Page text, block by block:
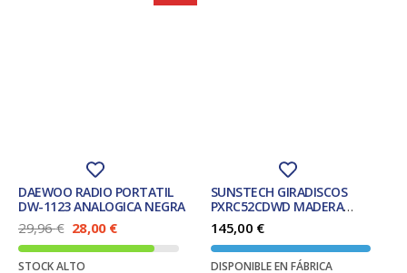
DAEWOO RADIO PORTATIL
DW-1123 ANALOGICA NEGRA
29,96€ E
l
p
28,00 €E
l
p
STOCK ALTO
SUNSTECH GIRADISCOS
PXRC52CDWD MADERA
BT/K7/CD/RADIO
145,00 €
DISPONIBLE EN FÁBRICA